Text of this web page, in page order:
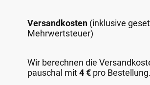
Versandkosten (inklusive
Mehrwertsteuer)
Wir berechnen die
pauschal mit4 € pro Bestellung.